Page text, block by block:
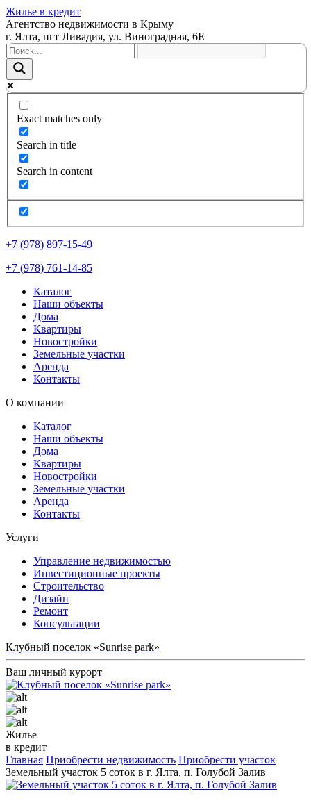
Жилье в кредит
Агентство недвижимости в Крыму
г. Ялта, пгт Ливадия, ул. Виноградная, 6Е
Exact matches only
Search in title
Search in content
+7 (978) 897-15-49
+7 (978) 761-14-85
Каталог
Наши объекты
Дома
Квартиры
Новостройки
Земельные участки
Аренда
Контакты
О компании
Каталог
Наши объекты
Дома
Квартиры
Новостройки
Земельные участки
Аренда
Контакты
Услуги
Управление недвижимостью
Инвестиционные проекты
Строительство
Дизайн
Ремонт
Консультации
Клубный поселок «Sunrise park»
Ваш личный курорт
Жилье
в кредит
Главная Приобрести недвижимость Приобрести участок
Земельный участок 5 соток в г. Ялта, п. Голубой Залив